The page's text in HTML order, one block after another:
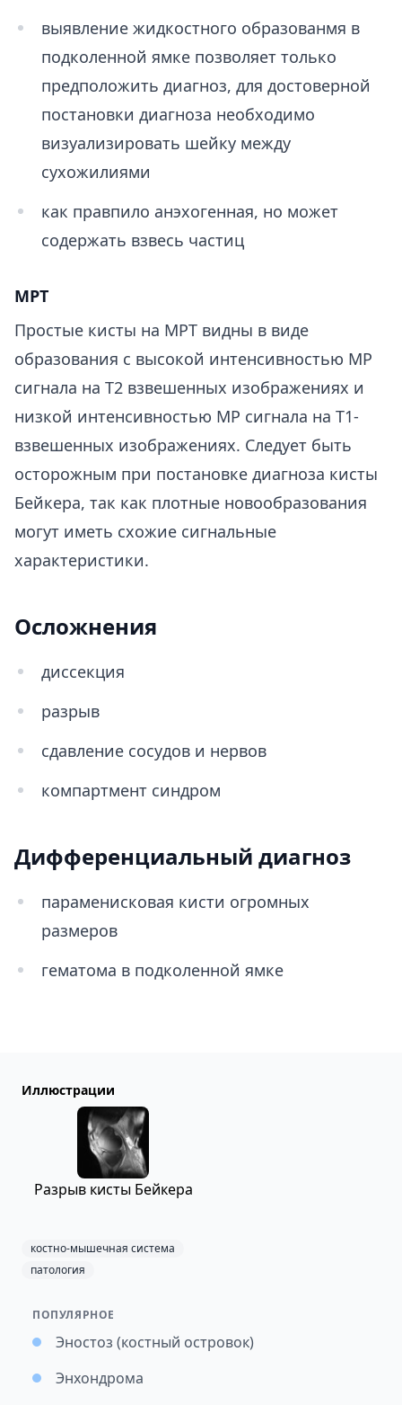
выявление жидкостного образованмя в
подколенной ямке позволяет только
предположить диагноз, для достоверной
постановки диагноза необходимо
визуализировать шейку между
сухожилиями
как правпило анэхогенная, но может
содержать взвесь частиц
МРТ
Простые кисты на МРТ видны в виде
образования с высокой интенсивностью МР
сигнала на Т2 взвешенных изображениях и
низкой интенсивностью МР сигнала на Т1-
взвешенных изображениях. Следует быть
осторожным при постановке диагноза кисты
Бейкера, так как плотные новообразования
могут иметь схожие сигнальные
характеристики.
Осложнения
диссекция
разрыв
сдавление сосудов и нервов
компартмент синдром
Дифференциальный диагноз
параменисковая кисти огромных
размеров
гематома в подколенной ямке
Иллюстрации
Разрыв кисты Бейкера
костно-мышечная система
патология
ПОПУЛЯРНОЕ
Эностоз (костный островок)
Энхондрома